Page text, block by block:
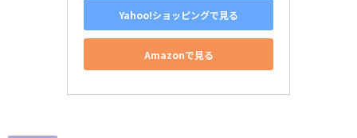
Yahoo!ショッピングで見る
Amazonで見る